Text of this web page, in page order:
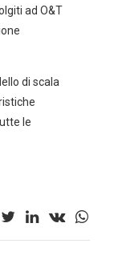
ad O&T
di scala
le